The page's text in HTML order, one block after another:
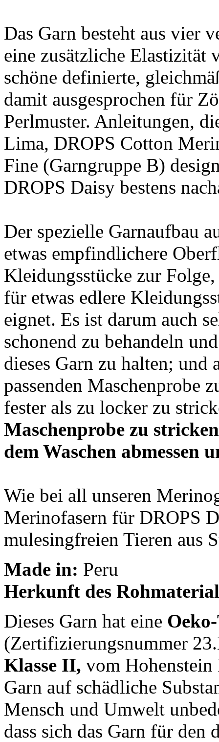
Das Garn besteht aus vier
eine zusätzliche Elastizität
schöne definierte,
damit ausgesprochen für
Perlmuster. Anleitungen,
Lima, DROPS Cotton
Fine (Garngruppe B)
DROPS Daisy bestens
Der spezielle Garnaufbau
etwas empfindlichere
Kleidungsstücke zur
für etwas edlere
eignet. Es ist darum auch
schonend zu behandeln
dieses Garn zu halten; und
passenden Maschenprobe
fester als zu locker zu
Maschenprobe zu
dem Waschen abmessen
Wie bei all unseren
Merinofasern für DROPS
mulesingfreien Tieren aus
Made in: Peru
Herkunft des
Dieses Garn hat eine
(Zertifizierungsnummer
Klasse II, vom Hohenstein
Garn auf schädliche
Mensch und Umwelt
dass sich das Garn für